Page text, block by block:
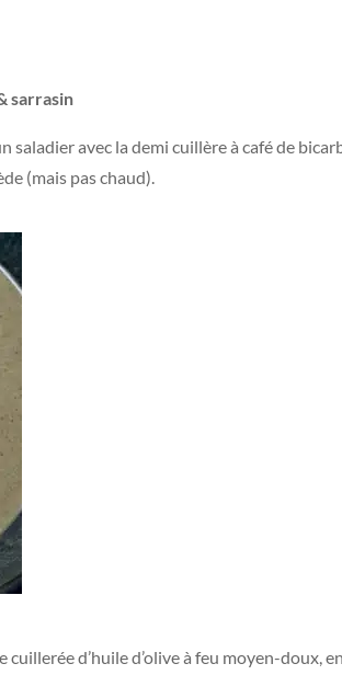
sarrasin
avec la demi cuillère à café de
(mais pas chaud).
d’huile d’olive à feu moyen-doux,